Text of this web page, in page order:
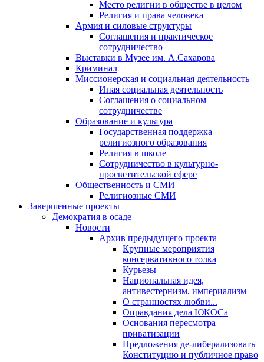
Место религии в обществе в целом
Религия и права человека
Армия и силовые структуры
Соглашения и практическое
сотрудничество
Выставки в Музее им. А.Сахарова
Криминал
Миссионерская и социальная деятельность
Иная социальная деятельность
Соглашения о социальном
сотрудничестве
Образование и культура
Государственная поддержка
религиозного образования
Религия в школе
Сотрудничество в культурно-
просветительской сфере
Общественность и СМИ
Религиозные СМИ
Завершенные проекты
Демократия в осаде
Новости
Архив предыдущего проекта
Крупные мероприятия
консервативного толка
Курьезы
Национальная идея,
антивестернизм, империализм
О странностях любви...
Оправдания дела ЮКОСа
Основания пересмотра
приватизации
Предложения де-либерализовать
Конституцию и публичное право